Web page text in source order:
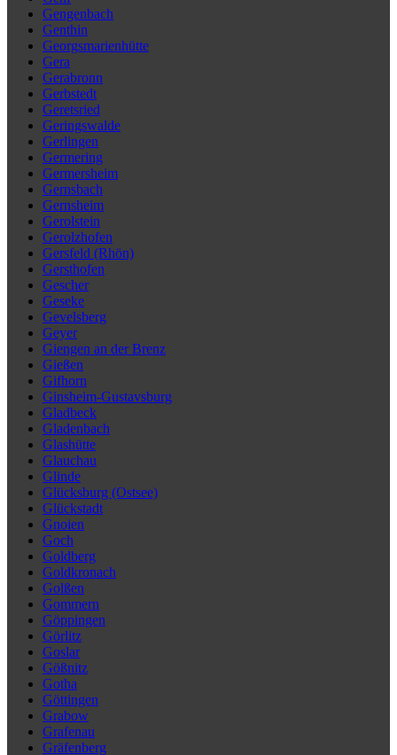
Gengenbach
Genthin
Georgsmarienhütte
Gera
Gerabronn
Gerbstedt
Geretsried
Geringswalde
Gerlingen
Germering
Germersheim
Gernsbach
Gernsheim
Gerolstein
Gerolzhofen
Gersfeld (Rhön)
Gersthofen
Gescher
Geseke
Gevelsberg
Geyer
Giengen an der Brenz
Gießen
Gifhorn
Ginsheim-Gustavsburg
Gladbeck
Gladenbach
Glashütte
Glauchau
Glinde
Glücksburg (Ostsee)
Glückstadt
Gnoien
Goch
Goldberg
Goldkronach
Golßen
Gommern
Göppingen
Görlitz
Goslar
Gößnitz
Gotha
Göttingen
Grabow
Grafenau
Gräfenberg